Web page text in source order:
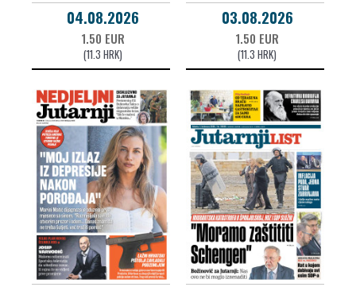
04.08.2026
1.50 EUR
(11.3 HRK)
03.08.2026
1.50 EUR
(11.3 HRK)